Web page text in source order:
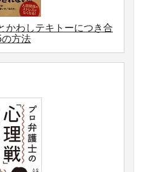
かわしテキトーにつき合
の方法